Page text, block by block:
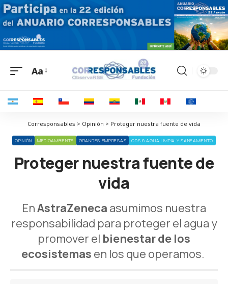
Aa
Corresponsables > Opinión > Proteger nuestra fuente de vida
OPINIÓN MEDIOAMBIENTE GRANDES EMPRESAS ODS 6 AGUA LIMPIA Y SANEAMIENTO
Proteger nuestra fuente de
vida
EnAstraZeneca asumimos nuestra
responsabilidad para proteger el agua y
promover el bienestar de los
ecosistemas en los que operamos.